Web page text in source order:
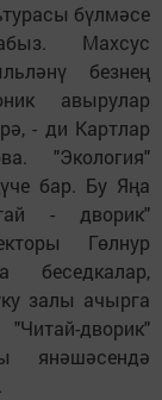
бүлмәсе
Махсус
безнең
авырулар
- ди Картлар
"Экология"
бар. Бу Яңа
- дворик"
Гөлнур
залы ачырга
дворик"
янәшәсендә